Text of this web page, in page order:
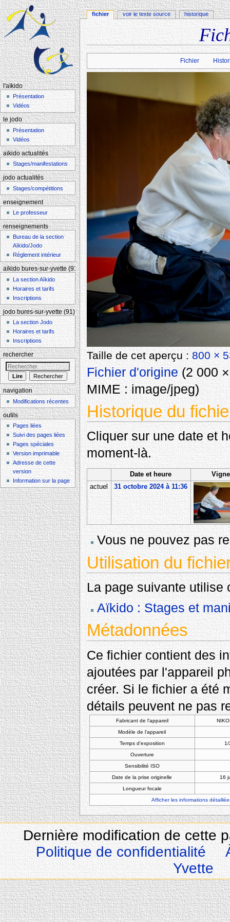
Aller à :navigation , rechercher
Fichier
Taille de cet aperçu :800 ×
Fichier d'origine‎(2 000
MIME :image/jpeg)
Historique du
Cliquer sur une date et
moment-là.
Date et heure
actuel
31 octobre 2024 à 11:36
Vous ne pouvez pas
Utilisation du
La page suivante utilise
Aïkido : Stages et
Métadonnées
Ce fichier contient des
ajoutées par l'appareil
créer. Si le fichier a été
détails peuvent ne pas
Fabricant de l'appareil
Modèle de l'appareil
Temps d'exposition
Ouverture
Sensibilité ISO
Date de la prise originelle
16
Longueur focale
Afficher les informations
fichier voir le texte source historique
l'aïkido
Présentation
Vidéos
le jodo
Présentation
Vidéos
aïkido actualités
Stages/manifestations
jodo actualités
Stages/compétitions
enseignement
Le professeur
renseignements
Bureau de la section
Aïkido/Jodo
Règlement intérieur
aïkido bures-sur-yvette (91)
La section Aïkido
Horaires et tarifs
Inscriptions
jodo bures-sur-yvette (91)
La section Jodo
Horaires et tarifs
Inscriptions
rechercher
navigation
Modifications récentes
outils
Pages liées
Suivi des pages liées
Pages spéciales
Version imprimable
Adresse de cette
version
Information sur la page
Dernière modification de cette
Politique de confidentialité
Yvette